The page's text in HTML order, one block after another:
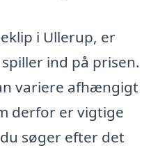
i Ullerup, er
ind på prisen.
variere afhængigt
derfor er vigtige
søger efter det